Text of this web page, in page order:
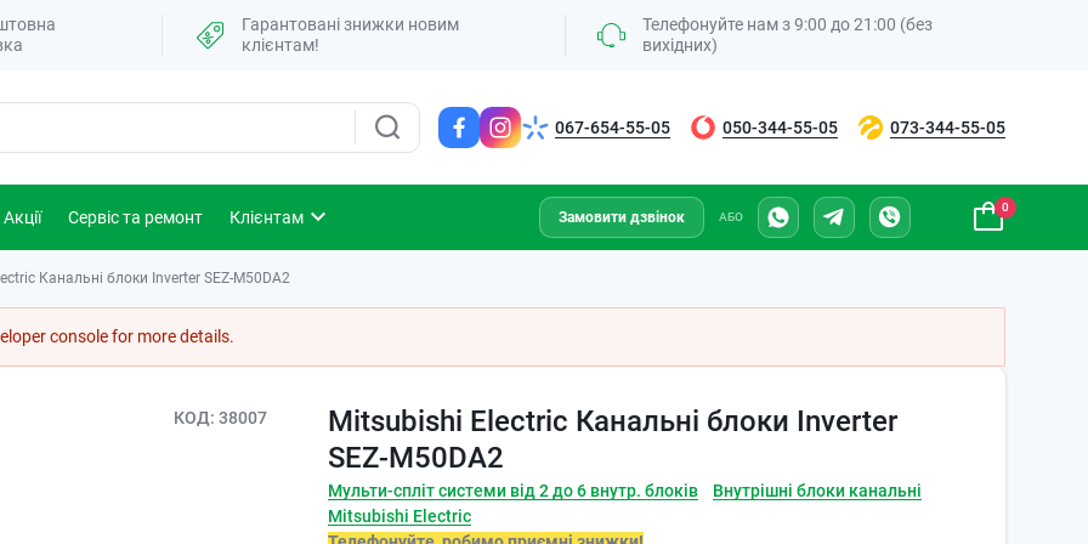
Гарантовані знижки новим
клієнтам!
Телефонуйте нам з 9:00 до 21:00 (без
вихідних)
067-654-55-05 050-344-55-05 073-344-55-05
Акції Сервіс та ремонт Клієнтам Замовити дзвінок АБО
0
Канальні блоки Inverter SEZ-M50DA2
console for more details.
КОД 38007
Mitsubishi Electric Канальні блоки Inverter
SEZ-M50DA2
Мульти-спліт системи від 2 до 6 внутр. блоків
Внутрішні блоки канальні
Mitsubishi Electric